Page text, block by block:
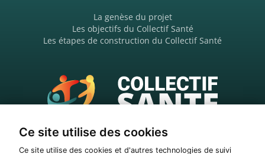
Ce site utilise des cookies
Ce site utilise des cookies et d'autres technologies de suivi
La genèse du projet
Les objectifs du Collectif Santé
Les étapes de construction du Collectif Santé
6 rue Jules Guesde, 33800 Bordeaux
06 98 02 74 23